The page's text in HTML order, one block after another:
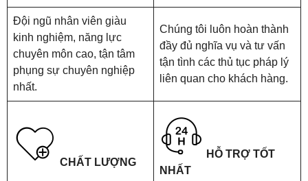
Đội ngũ nhân viên giàu
kinh nghiệm, năng lực
chuyên môn cao, tận tâm
phụng sự chuyên nghiệp
nhất.
Chúng tôi luôn hoàn thành
đầy đủ nghĩa vụ và tư vấn
tận tình các thủ tục pháp lý
liên quan cho khách hàng.
CHẤT LƯỢNG
HỖ TRỢ TỐT
NHẤT